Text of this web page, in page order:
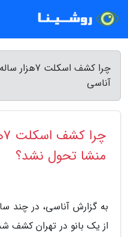
چرا کشف
آناسی
منشا تحول نشد؟
به گزارش آناسی، در چند
از یک بانو در تهران کشف